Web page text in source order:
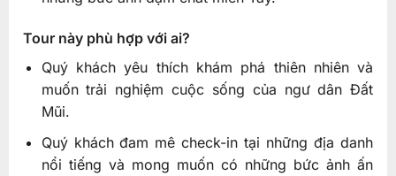
Tour này phù hợp với ai?
Quý khách yêu thích khám phá thiên nhiên và
muốn trải nghiệm cuộc sống của ngư dân Đất
Mũi.
Quý khách đam mê check-in tại những địa danh
nổi tiếng và mong muốn có những bức ảnh ấn